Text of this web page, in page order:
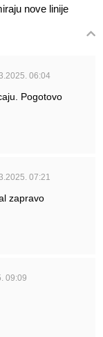
nove linije
06:04
Pogotovo
07:21
zapravo
09:09